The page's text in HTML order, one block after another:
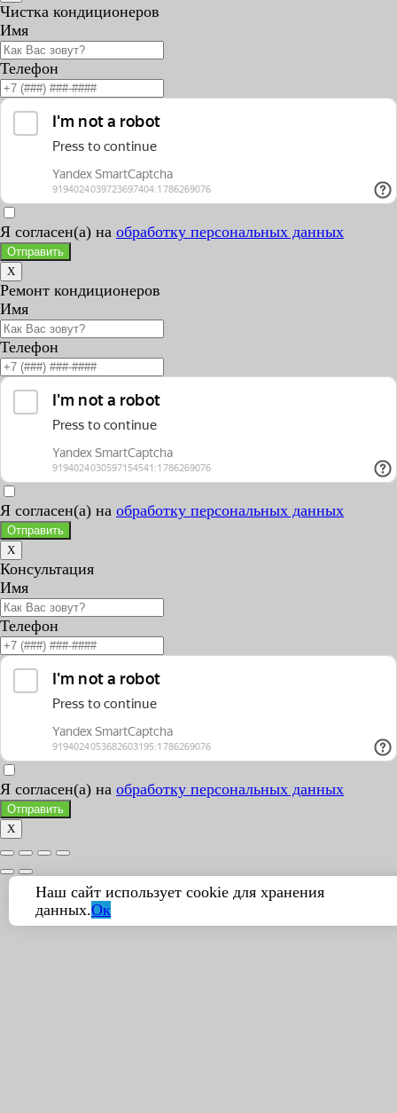
Чистка кондиционеров
Имя
Телефон
Я согласен(а) на обработку персональных данных
Отправить
X
Ремонт кондиционеров
Имя
Телефон
Я согласен(а) на обработку персональных данных
Отправить
X
Консультация
Имя
Телефон
Я согласен(а) на обработку персональных данных
Отправить
X
Наш сайт использует cookie для хранения
данных.Ок